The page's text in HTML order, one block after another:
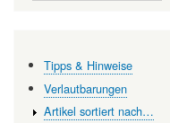
Tipps & Hinweise
Verlautbarungen
Artikel sortiert nach…